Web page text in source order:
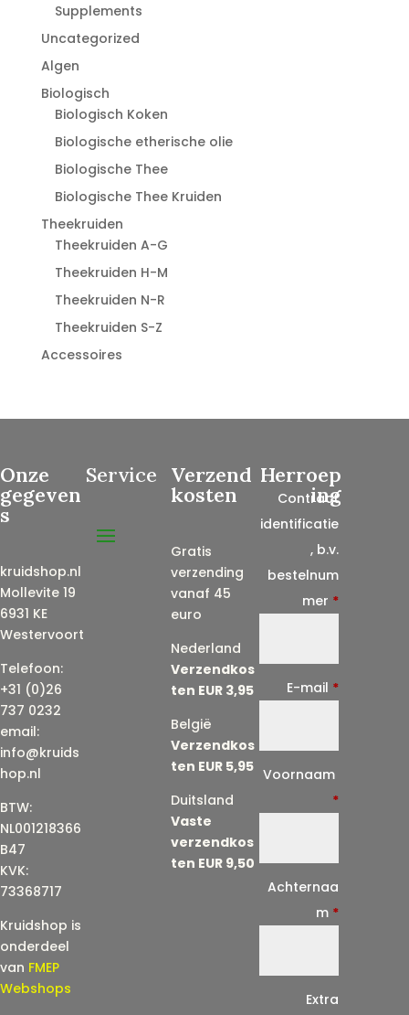
Supplements
Uncategorized
Algen
Biologisch
Biologisch Koken
Biologische etherische olie
Biologische Thee
Biologische Thee Kruiden
Theekruiden
Theekruiden A-G
Theekruiden H-M
Theekruiden N-R
Theekruiden S-Z
Accessoires
Onze
gegeven
s
kruidshop.nl
Mollevite 19
6931 KE
Westervoort
Telefoon:
+31 (0)26
737 0232
email:
info@kruids
hop.nl
BTW:
NL001218366
B47
KVK:
73368717
Kruidshop is
onderdeel
van FMEP
Webshops
Service Verzend
kosten
Gratis
verzending
vanaf 45
euro
Nederland
Verzendkos
ten EUR 3,95
België
Verzendkos
ten EUR 5,95
Duitsland
Vaste
verzendkos
ten EUR 9,50
Herroep
ing
Contract
identificatie
, b.v.
bestelnum
mer *
E-mail *
Voornaam
*
Achternaa
m *
Extra